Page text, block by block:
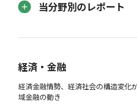
当分野別のレポート
経済・金融
経済金融情勢、経済社会の構造変化
域金融の動き